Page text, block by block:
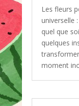
Les fleurs
universelle
quel que
quelques
moment